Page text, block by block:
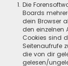
Die
Boards
dein Browser
den einzelnen
Cookies sind
Seitenaufrufe
die von dir
gelesen/